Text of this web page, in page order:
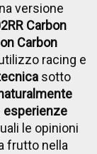
versione
Carbon
Carbon
racing e
sotto
esperienze
le opinioni
frutto nella